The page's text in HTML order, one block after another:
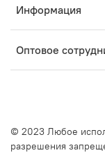
Информация
Оптовое
© 2023 Любое
разрешения